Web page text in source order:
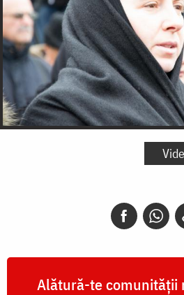
Alătură-te comunității